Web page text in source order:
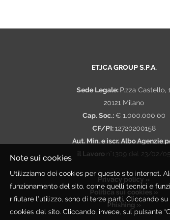
Note sui cookies
Utilizziamo dei cookies per questo sito internet.
funzionamento del sito, come quelli tecnici e
rifiutare l’utilizzo, sono di terze parti. Cliccando
cookies del sito. Cliccando, invece, sul pulsante
ETJCA GROUP S.P.A.
Sede Legale: P.zza Castello, 1
20121 Milano
Cap. Soc.: € 1.000.000,00
CF/PI:12720200158
Aut. Min. e iscr. Albo Agenzie
il Lavoro n°1309 del 23/02/05
Privacy policy »
Politica sui cookies »
Phishing »